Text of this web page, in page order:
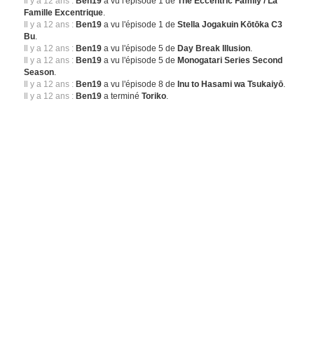
Famille Excentrique.
Il y a 12 ans : Ben19 a vu l'épisode 1 deStella Jogakuin Kōtōka C3
Bu.
Il y a 12 ans : Ben19 a vu l'épisode 5 de Day Break Illusion.
Il y a 12 ans : Ben19 a vu l'épisode 5 de Monogatari Series Second
Season.
Il y a 12 ans : Ben19 a vu l'épisode 8 de Inu to Hasami wa Tsukaiyō.
Il y a 12 ans : Ben19 a terminéToriko.